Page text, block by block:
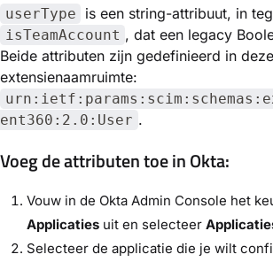
userType is een string-attribuut, in
isTeamAccount , dat een legacy
Beide attributen zijn gedefinieerd in
extensienaamruimte:
ent360:2.0:User .
Voeg de attributen toe in Okta:
Vouw in de Okta Admin Console het
Applicaties uit en selecteer
Selecteer de applicatie die je wilt